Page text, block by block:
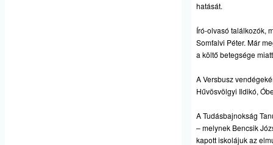
hatását.
Író-olvasó találkozók,
Somfalvi Péter. Már
a költő betegsége
A Versbusz
Hűvösvölgyi Ildikó,
A Tudásbajnokság
– melynek Bencsik
kapott iskolájuk az